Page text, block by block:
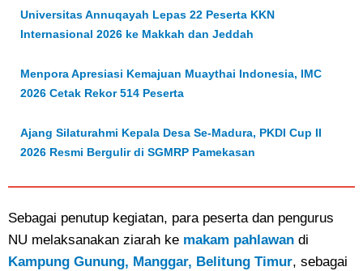
Universitas Annuqayah Lepas 22 Peserta KKN
Internasional 2026 ke Makkah dan Jeddah
Menpora Apresiasi Kemajuan Muaythai Indonesia, IMC
2026 Cetak Rekor 514 Peserta
Ajang Silaturahmi Kepala Desa Se-Madura, PKDI Cup II
2026 Resmi Bergulir di SGMRP Pamekasan
Sebagai penutup kegiatan, para peserta dan pengurus
NU melaksanakan ziarah ke makam pahlawan di
Kampung Gunung, Manggar, Belitung Timur, sebagai